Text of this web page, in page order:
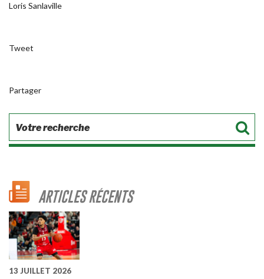
Loris Sanlaville
Tweet
Partager
ARTICLES RÉCENTS
13 JUILLET 2026